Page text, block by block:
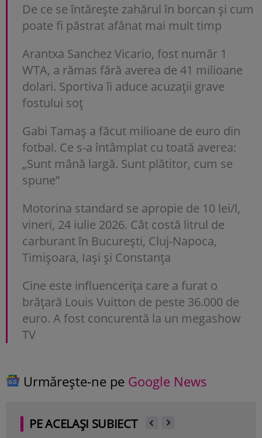
De ce se întărește zahărul în borcan și cum
poate fi păstrat afânat mai mult timp
Arantxa Sanchez Vicario, fost număr 1
WTA, a rămas fără averea de 41 milioane
dolari. Sportiva îi aduce acuzații grave
fostului soț
Gabi Tamaș a făcut milioane de euro din
fotbal. Ce s-a întâmplat cu toată averea:
„Sunt mână largă. Sunt plătitor, cum se
spune”
Motorina standard se apropie de 10 lei/l,
vineri, 24 iulie 2026. Cât costă litrul de
carburant în București, Cluj-Napoca,
Timișoara, Iași și Constanța
Cine este influencerița care a furat o
brățară Louis Vuitton de peste 36.000 de
euro. A fost concurentă la un megashow
TV
Urmărește-ne pe Google News
PE ACELAȘI SUBIECT